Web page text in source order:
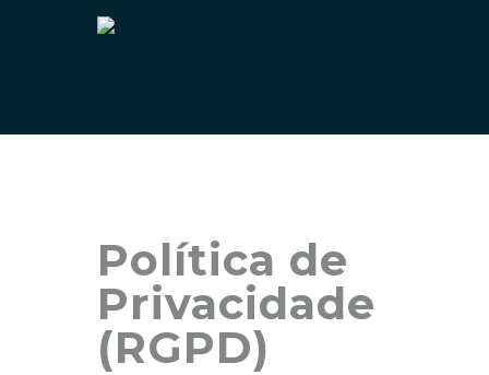
Política de
Privacidade
(RGPD)